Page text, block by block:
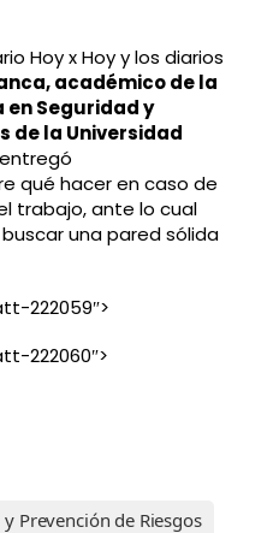
Hoy x Hoy y los diarios
académico de la
en Seguridad y
de la Universidad
qué hacer en caso de
trabajo, ante lo cual
una pared sólida
222059″>
222060″>
Prevención de Riesgos